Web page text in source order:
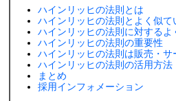
ハインリッヒの法則とは
ハインリッヒの法則とよく似て
ハインリッヒの法則に対するよ
ハインリッヒの法則の重要性
ハインリッヒの法則は販売・
ハインリッヒの法則の活用方法
まとめ
採用インフォメーション